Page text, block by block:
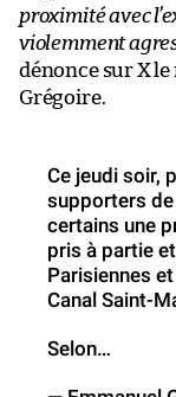
proximité avec
violemment
dénonce sur X le
Grégoire.
Ce jeudi soir,
supporters de
certains une
pris à partie
Parisiennes
Canal Saint-
Selon…